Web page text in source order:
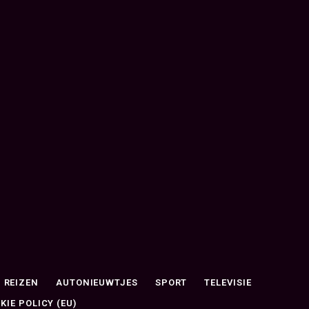
REIZEN AUTONIEUWTJES SPORT
TELEVISIE
POLICY (EU)